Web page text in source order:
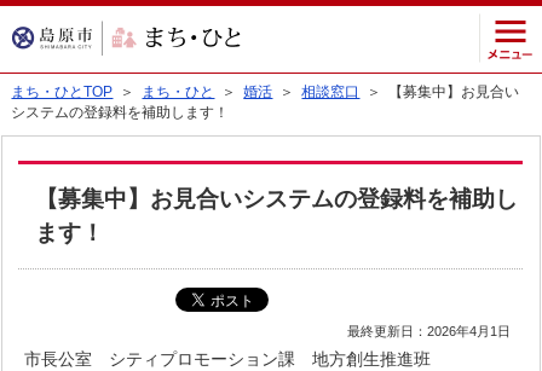
まち・ひとTOP ＞ まち・ひと ＞婚活 ＞相談窓口
＞ 【募集中】お見合い
システムの登録料を補助します！
【募集中】お見合いシステムの登録料を補助し
ます！
最終更新日：2026年4月1日
市長公室 シティプロモーション課 地方創生推進班